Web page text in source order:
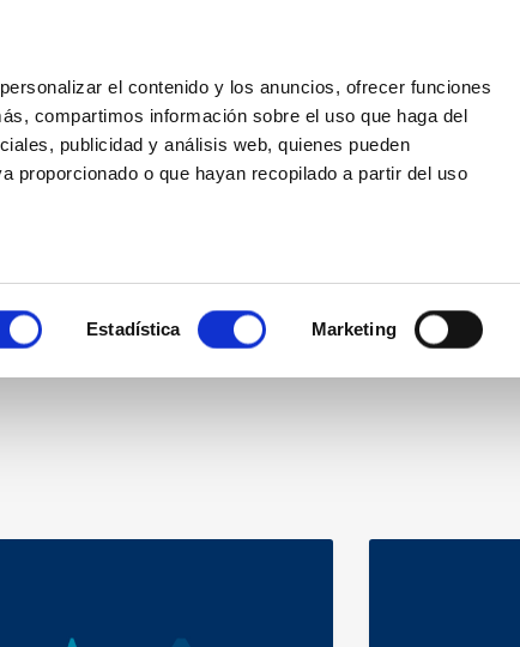
el contenido y los anuncios, ofrecer funciones
compartimos información sobre el uso que haga del
publicidad y análisis web, quienes pueden
proporcionado o que hayan recopilado a partir del uso
Estadística Marketing
Busqueda
Inicio Noticias